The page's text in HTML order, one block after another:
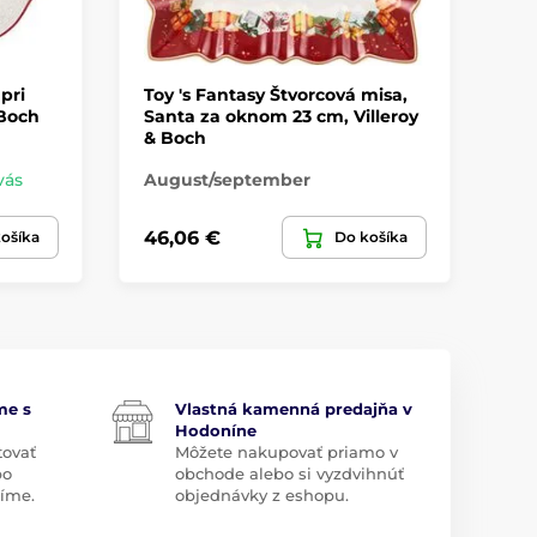
pri
Toy 's Fantasy Štvorcová misa,
Santa za oknom 23 cm, Villeroy
& Boch
August/september
46,06 € Do košíka
s
Vlastná kamenná predajňa v
Hodoníne
Môžete nakupovať priamo v
obchode alebo si vyzdvihnúť
objednávky z eshopu.